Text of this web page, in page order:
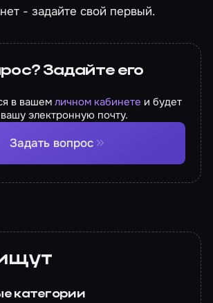
- задайте свой первый.
Задайте его
в вашемличном кабинете и будет
электронную почту.
Задать вопрос
категории